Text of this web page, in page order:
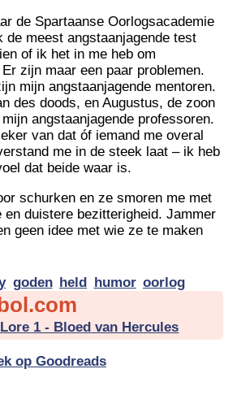
de Spartaanse Oorlogsacademie
de meest angstaanjagende test
of ik het in me heb om
zijn maar een paar problemen.
mijn angstaanjagende mentoren.
des doods, en Augustus, de zoon
angstaanjagende professoren.
van dat óf iemand me overal
me in de steek laat – ik heb
dat beide waar is.
schurken en ze smoren me met
en duistere bezitterigheid. Jammer
geen idee met wie ze te maken
goden held humor oorlog
1 - Bloed van Hercules
op Goodreads